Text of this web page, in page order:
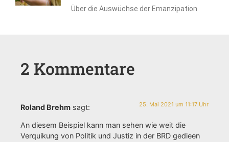
Über die Auswüchse der Emanzipation
2 Kommentare
Roland Brehm sagt: 25. Mai 2021 um 11:17 Uhr
An diesem Beispiel kann man sehen wie weit die
Verquikung von Politik und Justiz in der BRD gedieen